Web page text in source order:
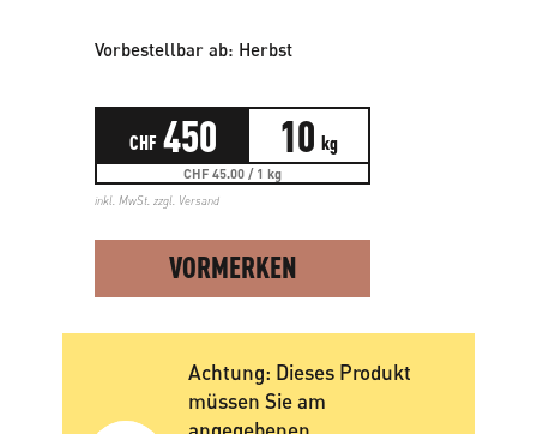
Vorbestellbar ab: Herbst
CHF 450 10 kg
CHF 45.00 / 1 kg
inkl. MwSt. zzgl. Versand
VORMERKEN
Achtung: Dieses Produkt
müssen Sie am